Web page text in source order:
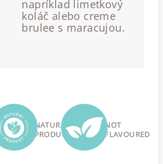
napríklad limetkový
koláč alebo creme
brulee s maracujou.
NATURAL
PRODUCT
NOT
FLAVOURED